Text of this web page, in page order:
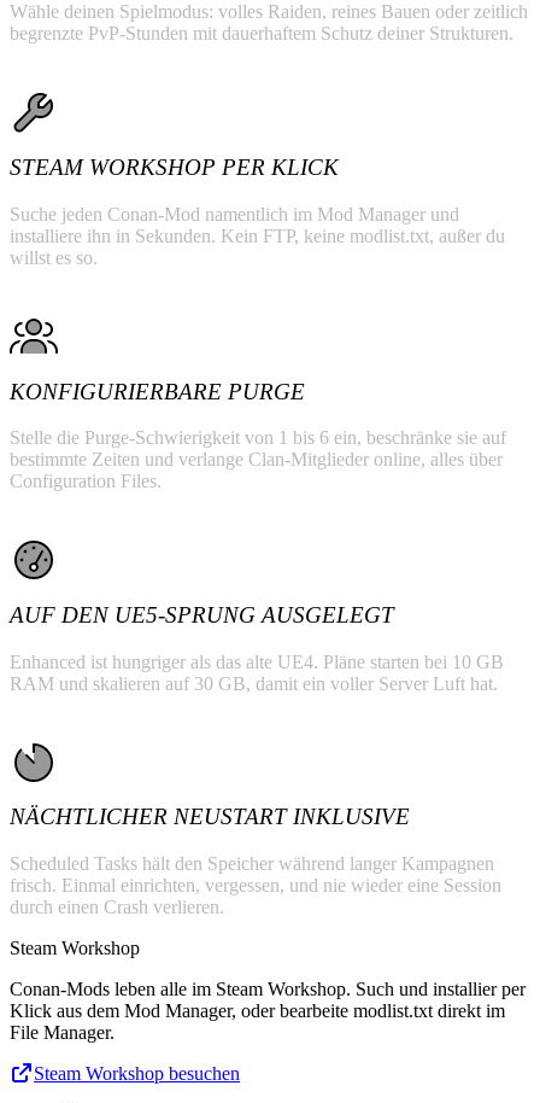
Wähle deinen Spielmodus: volles Raiden, reines Bauen oder zeitlich
begrenzte PvP-Stunden mit dauerhaftem Schutz deiner Strukturen.
STEAM WORKSHOP PER KLICK
Suche jeden Conan-Mod namentlich im Mod Manager und
installiere ihn in Sekunden. Kein FTP, keine modlist.txt, außer du
willst es so.
KONFIGURIERBARE PURGE
Stelle die Purge-Schwierigkeit von 1 bis 6 ein, beschränke sie auf
bestimmte Zeiten und verlange Clan-Mitglieder online, alles über
Configuration Files.
AUF DEN UE5-SPRUNG AUSGELEGT
Enhanced ist hungriger als das alte UE4. Pläne starten bei 10 GB
RAM und skalieren auf 30 GB, damit ein voller Server Luft hat.
NÄCHTLICHER NEUSTART INKLUSIVE
Scheduled Tasks hält den Speicher während langer Kampagnen
frisch. Einmal einrichten, vergessen, und nie wieder eine Session
durch einen Crash verlieren.
Steam Workshop
Conan-Mods leben alle im Steam Workshop. Such und installier per
Klick aus dem Mod Manager, oder bearbeite modlist.txt direkt im
File Manager.
Steam Workshop besuchen